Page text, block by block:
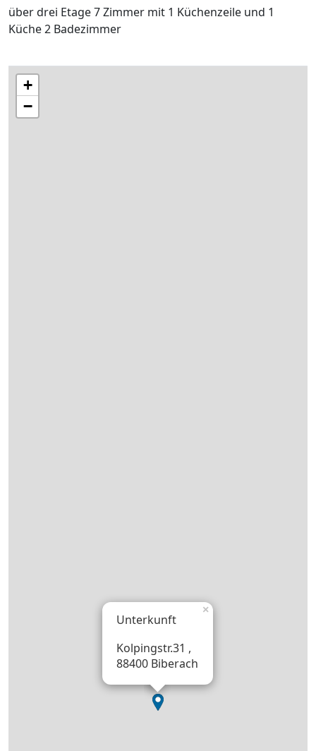
über drei Etage 7 Zimmer mit 1 Küchenzeile und 1
Küche 2 Badezimmer
Unterkunft
Kolpingstr.31 ,
88400 Biberach
×
+
−